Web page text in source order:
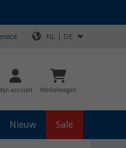
NL | DE
account Winkelwagen
Nieuw Sale